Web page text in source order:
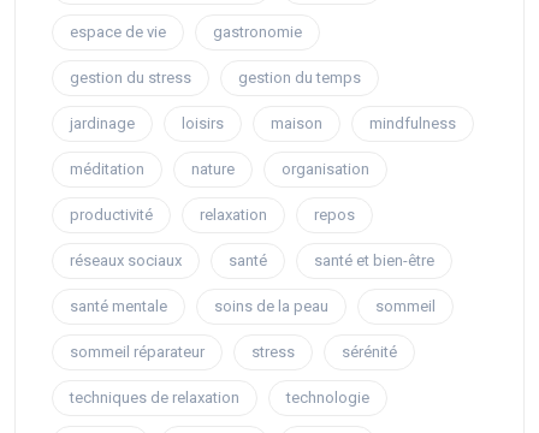
espace de vie gastronomie
gestion du stress gestion du temps
jardinage loisirs maison mindfulness
méditation nature organisation
productivité relaxation repos
réseaux sociaux santé santé et bien-être
santé mentale soins de la peau sommeil
sommeil réparateur stress sérénité
techniques de relaxation technologie